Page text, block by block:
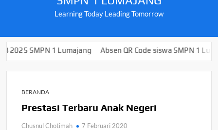
Learning Today Leading Tomorrow
1 Lumajang Absen QR Code siswa SMPN 1 Lumajang
BERANDA
Prestasi Terbaru Anak Negeri
Chusnul Chotimah 7 Februari 2020